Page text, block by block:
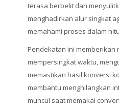
terasa berbelit dan
menghadirkan alur singkat
memahami proses dalam
Pendekatan ini memberikan
mempersingkat waktu,
memastikan hasil konversi
membantu menghilangkan
muncul saat memakai